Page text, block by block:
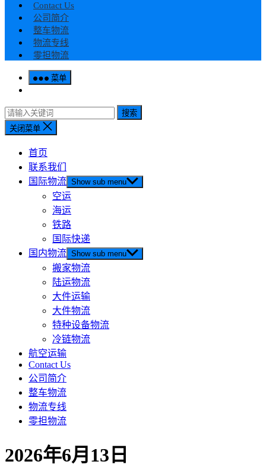
Contact Us
公司简介
整车物流
物流专线
零担物流
菜单
搜索
关闭菜单
首页
联系我们
国际物流 Show sub menu
空运
海运
铁路
国际快递
国内物流 Show sub menu
搬家物流
陆运物流
大件运输
大件物流
特种设备物流
冷链物流
航空运输
Contact Us
公司简介
整车物流
物流专线
零担物流
2026年6月13日